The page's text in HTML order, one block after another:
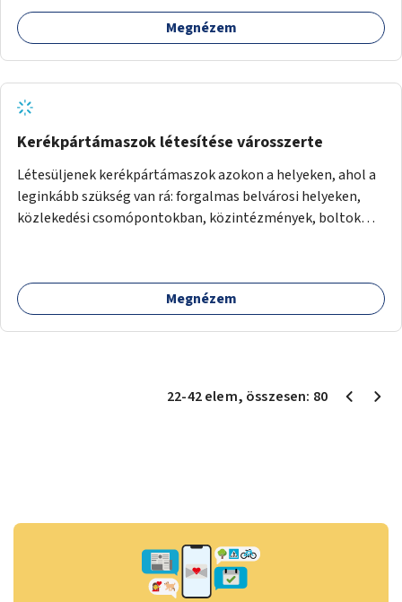
például rajzokkal, kérdésekkel, üzenetküldési lehetőséggel
vagy akciónapokkal – bérleti és közüzemi díjak nélkül, a
Megnézem
Kerékpártámaszok létesítése városszerte
Létesüljenek kerékpártámaszok azokon a helyeken, ahol a
leginkább szükség van rá: forgalmas belvárosi helyeken,
közlekedési csomópontokban, közintézmények, boltok
Megnézem
22-42elem, összesen: 80